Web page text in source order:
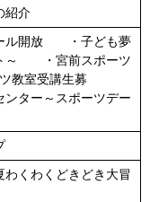
紹介
ール開放 ・子ども夢
～ ・宮前スポーツ
教室受講生募
ター～スポーツデー
わくわくどきどき大冒